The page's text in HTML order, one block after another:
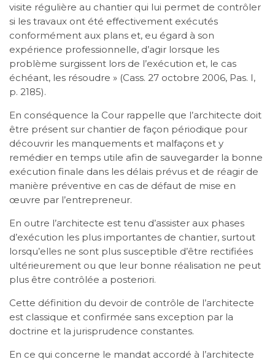
visite régulière au chantier qui lui permet de contrôler
si les travaux ont été effectivement exécutés
conformément aux plans et, eu égard à son
expérience professionnelle, d’agir lorsque les
problème surgissent lors de l’exécution et, le cas
échéant, les résoudre » (Cass. 27 octobre 2006, Pas. I,
p. 2185).
En conséquence la Cour rappelle que l’architecte doit
être présent sur chantier de façon périodique pour
découvrir les manquements et malfaçons et y
remédier en temps utile afin de sauvegarder la bonne
exécution finale dans les délais prévus et de réagir de
manière préventive en cas de défaut de mise en
œuvre par l’entrepreneur.
En outre l’architecte est tenu d’assister aux phases
d’exécution les plus importantes de chantier, surtout
lorsqu’elles ne sont plus susceptible d’être rectifiées
ultérieurement ou que leur bonne réalisation ne peut
plus être contrôlée a posteriori.
Cette définition du devoir de contrôle de l’architecte
est classique et confirmée sans exception par la
doctrine et la jurisprudence constantes.
En ce qui concerne le mandat accordé à l’architecte